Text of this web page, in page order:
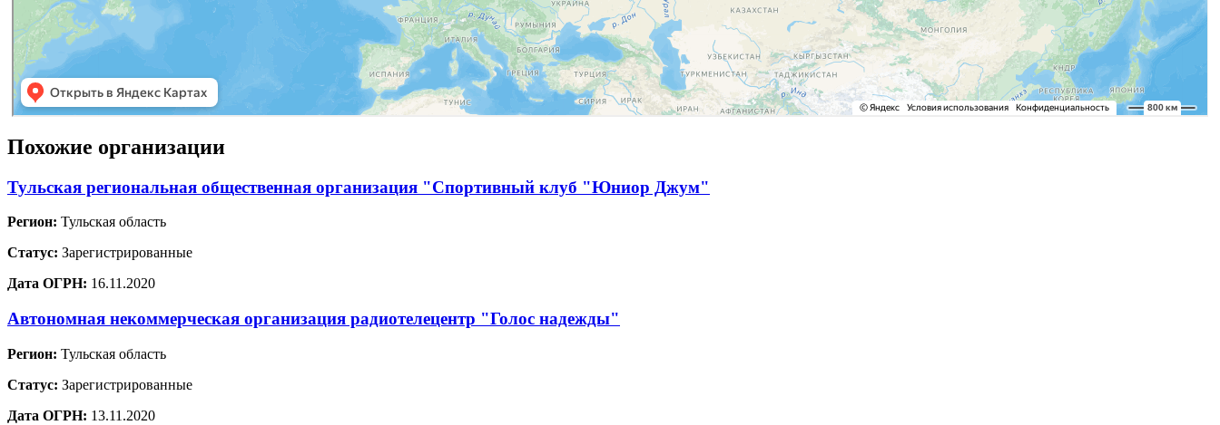
Похожие организации
Тульская региональная общественная организация "Спортивный клуб "Юниор Джум"
Регион: Тульская область
Статус: Зарегистрированные
Дата ОГРН: 16.11.2020
Автономная некоммерческая организация радиотелецентр "Голос надежды"
Регион: Тульская область
Статус: Зарегистрированные
Дата ОГРН: 13.11.2020